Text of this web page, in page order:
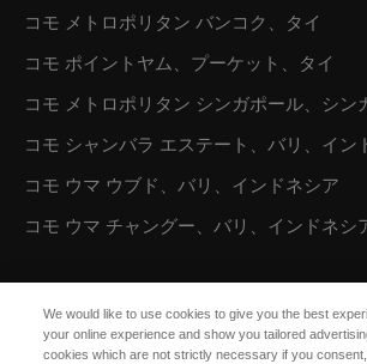
コモ メトロポリタン バンコク、タイ
コモ ポイントヤム、プーケット、タイ
コモ メトロポリタン シンガポール、シン
コモ シャンバラ エステート、バリ、イン
コモ ウマ ウブド、バリ、インドネシア
コモ ウマ チャングー、バリ、インドネシ
コモ ザ トレジャリー、パース
We would like to use cookies to give you the best
your online experience and show you tailored
cookies which are not strictly necessary if you